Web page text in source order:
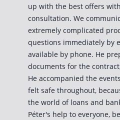
up with the best offers
consultation. We
extremely complicated
questions immediately by
available by phone. He
documents for the
He accompanied the
felt safe throughout,
the world of loans and
Péter's help to everyone,